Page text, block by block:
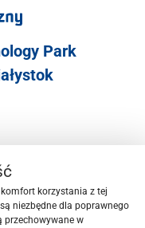
Park
korzystania z tej
niezbędne dla poprawnego
przechowywane w